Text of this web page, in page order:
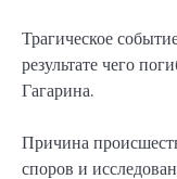
Трагическое
результате чего
Гагарина.
Причина
споров и